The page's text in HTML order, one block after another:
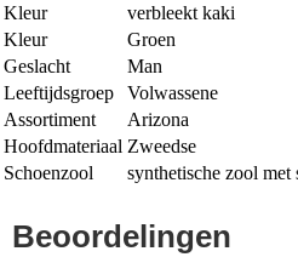
Kleur
verbleekt kaki
Kleur
Groen
Geslacht
Man
Leeftijdsgroep
Volwassene
Assortiment
Arizona
Hoofdmateriaal Zweedse
Schoenzool
synthetische zool met